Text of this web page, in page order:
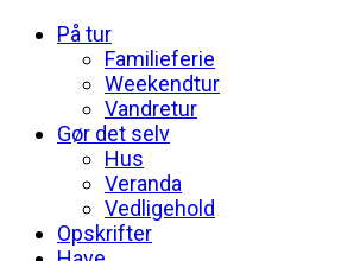
På tur
Familieferie
Weekendtur
Vandretur
Gør det selv
Hus
Veranda
Vedligehold
Opskrifter